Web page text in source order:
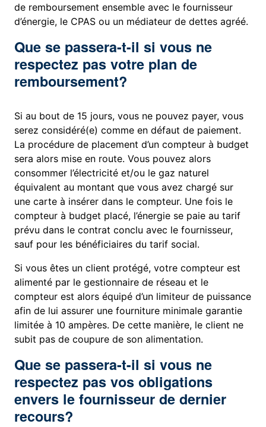
de remboursement ensemble avec le fournisseur
d’énergie, le CPAS ou un médiateur de dettes agréé.
Que se passera-t-il si vous ne
respectez pas votre plan de
remboursement?
Si au bout de 15 jours, vous ne pouvez payer, vous
serez considéré(e) comme en défaut de paiement.
La procédure de placement d’un compteur à budget
sera alors mise en route. Vous pouvez alors
consommer l’électricité et/ou le gaz naturel
équivalent au montant que vous avez chargé sur
une carte à insérer dans le compteur. Une fois le
compteur à budget placé, l’énergie se paie au tarif
prévu dans le contrat conclu avec le fournisseur,
sauf pour les bénéficiaires du tarif social.
Si vous êtes un client protégé, votre compteur est
alimenté par le gestionnaire de réseau et le
compteur est alors équipé d’un limiteur de puissance
afin de lui assurer une fourniture minimale garantie
limitée à 10 ampères. De cette manière, le client ne
subit pas de coupure de son alimentation.
Que se passera-t-il si vous ne
respectez pas vos obligations
envers le fournisseur de dernier
recours?